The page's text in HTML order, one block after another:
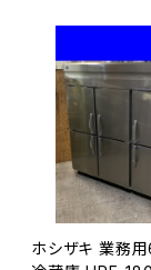
ホシザキ 業務